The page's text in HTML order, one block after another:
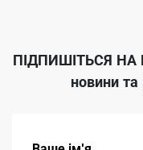
ПІДПИШІТЬСЯ
новини